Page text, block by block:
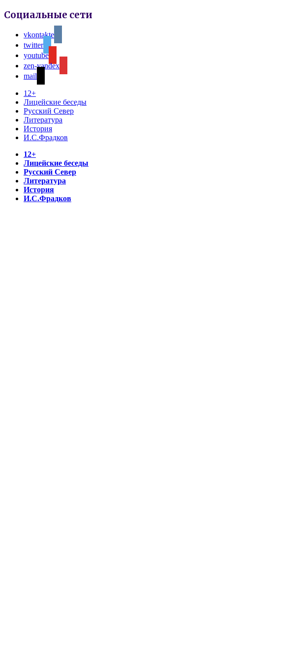
Социальные сети
vkontakte
twitter
youtube
zen-yandex
mail
12+
Лицейские беседы
Русский Север
Литература
История
И.С.Фрадков
12+
Лицейские беседы
Русский Север
Литература
История
И.С.Фрадков